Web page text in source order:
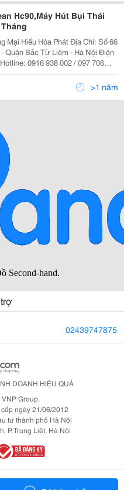
Hc90,Máy Hút Bụi Thái
Mại Hiếu Hòa Phát Địa Chỉ: Số 66
Quận Bắc Từ Liêm - Hà Nội Điện
0916 938 002 / 097 706
Email:
Điện Máy Hòa Phát _
>1 năm
02439747875
DOANH HIỆU QUẢ
Group.
ngày 21/06/2012
tư thành phố Hà Nội
P. Trung Liệt, Hà Nội